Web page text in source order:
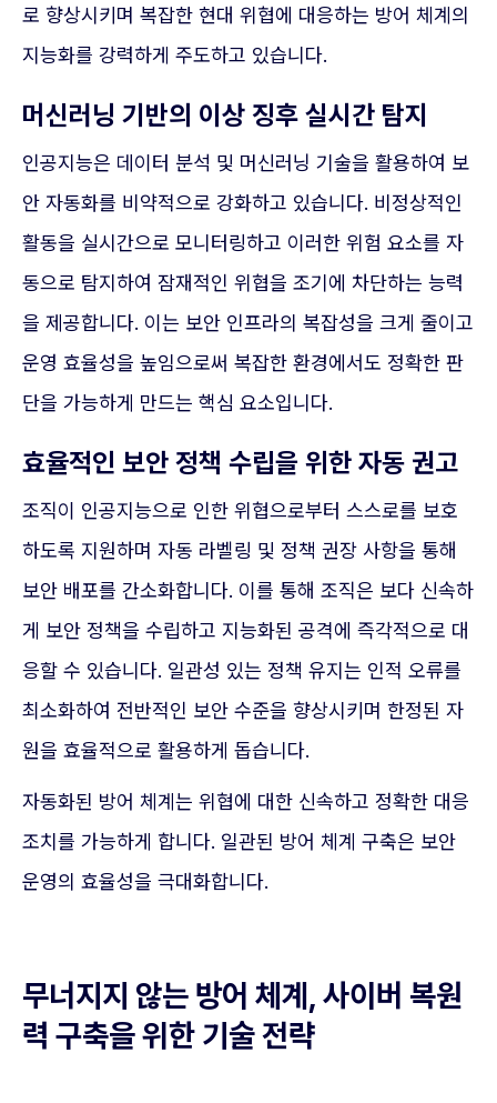
로 향상시키며 복잡한 현대 위협에 대응하는 방어 체계의
지능화를 강력하게 주도하고 있습니다.
머신러닝 기반의 이상 징후 실시간 탐지
인공지능은 데이터 분석 및 머신러닝 기술을 활용하여 보
안 자동화를 비약적으로 강화하고 있습니다. 비정상적인
활동을 실시간으로 모니터링하고 이러한 위험 요소를 자
동으로 탐지하여 잠재적인 위협을 조기에 차단하는 능력
을 제공합니다. 이는 보안 인프라의 복잡성을 크게 줄이고
운영 효율성을 높임으로써 복잡한 환경에서도 정확한 판
단을 가능하게 만드는 핵심 요소입니다.
효율적인 보안 정책 수립을 위한 자동 권고
조직이 인공지능으로 인한 위협으로부터 스스로를 보호
하도록 지원하며 자동 라벨링 및 정책 권장 사항을 통해
보안 배포를 간소화합니다. 이를 통해 조직은 보다 신속하
게 보안 정책을 수립하고 지능화된 공격에 즉각적으로 대
응할 수 있습니다. 일관성 있는 정책 유지는 인적 오류를
최소화하여 전반적인 보안 수준을 향상시키며 한정된 자
원을 효율적으로 활용하게 돕습니다.
자동화된 방어 체계는 위협에 대한 신속하고 정확한 대응
조치를 가능하게 합니다. 일관된 방어 체계 구축은 보안
운영의 효율성을 극대화합니다.
무너지지 않는 방어 체계, 사이버 복원
력 구축을 위한 기술 전략